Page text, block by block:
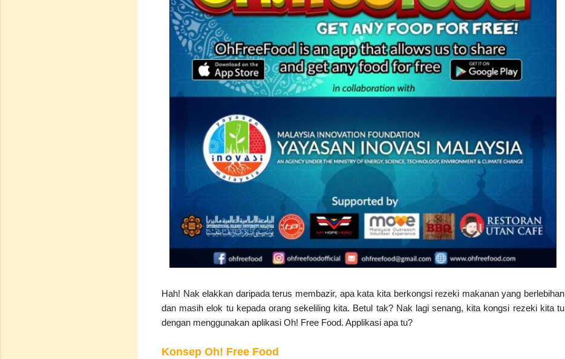
Hah! Nak elakkan daripada terus membazir, apa kata kita berkongsi rezeki makanan yang berlebihan
dan masih elok tu kepada orang sekeliling kita. Betul tak? Nak lagi senang, kita kongsi rezeki kita tu
dengan menggunakan aplikasi Oh! Free Food. Applikasi apa tu?
Konsep Oh! Free Food